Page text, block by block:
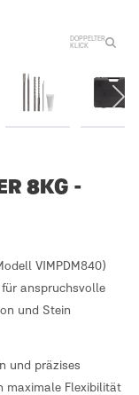
DOPPELTER
KLICK
8KG -
VIMPDM840)
anspruchsvolle
und Stein
und präzises
maximale Flexibilität